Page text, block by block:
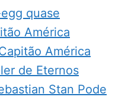
quase
América
América
de Eternos
Stan Pode